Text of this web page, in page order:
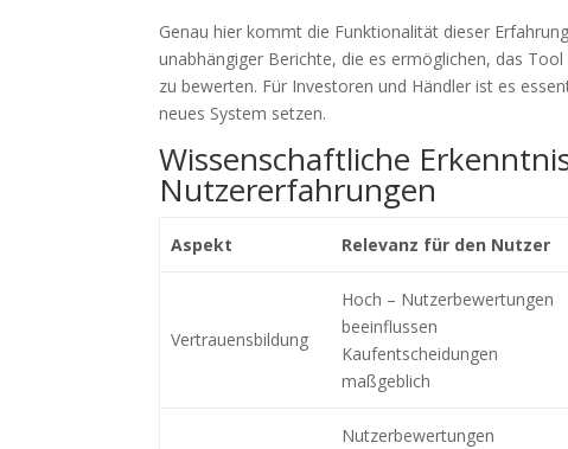
Genau hier kommt die Funktionalität dieser
unabhängiger Berichte, die es ermöglichen, das
zu bewerten. Für Investoren und Händler ist es
neues System setzen.
Wissenschaftliche
Nutzererfahrungen
Aspekt Relevanz für den Nutzer
Vertrauensbildung
Hoch – Nutzerbewertungen
beeinflussen
Kaufentscheidungen
maßgeblich
Nutzerbewertungen